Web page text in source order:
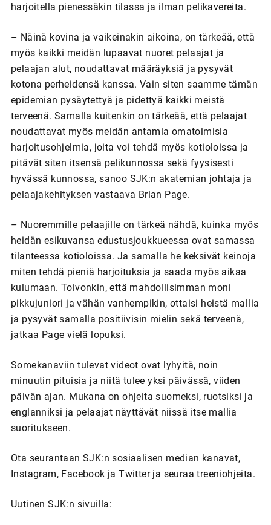
harjoitella pienessäkin tilassa ja ilman pelikavereita.
– Näinä kovina ja vaikeinakin aikoina, on tärkeää, että
myös kaikki meidän lupaavat nuoret pelaajat ja
pelaajan alut, noudattavat määräyksiä ja pysyvät
kotona perheidensä kanssa. Vain siten saamme tämän
epidemian pysäytettyä ja pidettyä kaikki meistä
terveenä. Samalla kuitenkin on tärkeää, että pelaajat
noudattavat myös meidän antamia omatoimisia
harjoitusohjelmia, joita voi tehdä myös kotioloissa ja
pitävät siten itsensä pelikunnossa sekä fyysisesti
hyvässä kunnossa, sanoo SJK:n akatemian johtaja ja
pelaajakehityksen vastaava Brian Page.
– Nuoremmille pelaajille on tärkeä nähdä, kuinka myös
heidän esikuvansa edustusjoukkueessa ovat samassa
tilanteessa kotioloissa. Ja samalla he keksivät keinoja
miten tehdä pieniä harjoituksia ja saada myös aikaa
kulumaan. Toivonkin, että mahdollisimman moni
pikkujuniori ja vähän vanhempikin, ottaisi heistä mallia
ja pysyvät samalla positiivisin mielin sekä terveenä,
jatkaa Page vielä lopuksi.
Somekanaviin tulevat videot ovat lyhyitä, noin
minuutin pituisia ja niitä tulee yksi päivässä, viiden
päivän ajan. Mukana on ohjeita suomeksi, ruotsiksi ja
englanniksi ja pelaajat näyttävät niissä itse mallia
suoritukseen.
Ota seurantaan SJK:n sosiaalisen median kanavat,
Instagram, Facebook ja Twitterja seuraa treeniohjeita.
Uutinen SJK:n sivuilla: